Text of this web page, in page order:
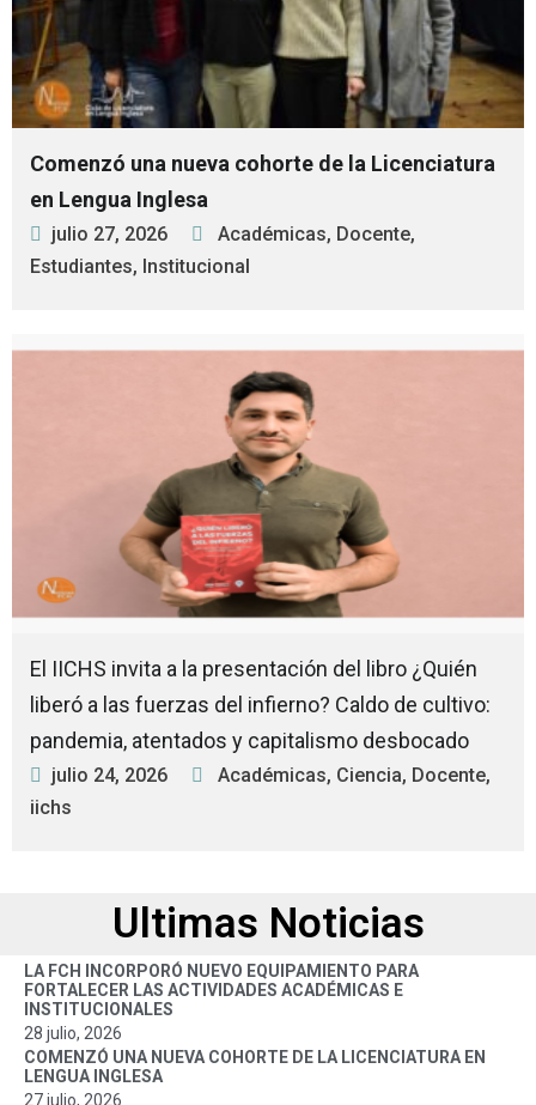
Comenzó una nueva cohorte de la Licenciatura
en Lengua Inglesa
julio 27, 2026 Académicas, Docente,
Estudiantes, Institucional
El IICHS invita a la presentación del libro ¿Quién
liberó a las fuerzas del infierno? Caldo de cultivo:
pandemia, atentados y capitalismo desbocado
julio 24, 2026 Académicas, Ciencia, Docente,
iichs
Ultimas Noticias
LA FCH INCORPORÓ NUEVO EQUIPAMIENTO PARA
FORTALECER LAS ACTIVIDADES ACADÉMICAS E
INSTITUCIONALES
28 julio, 2026
COMENZÓ UNA NUEVA COHORTE DE LA LICENCIATURA EN
LENGUA INGLESA
27 julio, 2026